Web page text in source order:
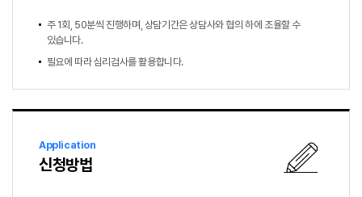
주 1회, 50분씩 진행하며, 상담기간은 상담사와 협의 하에 조율할 수
있습니다.
필요에 따라 심리검사를 활용합니다.
Application
신청방법